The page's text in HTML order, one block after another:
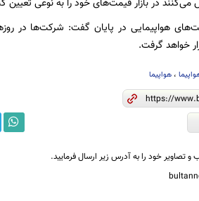
هواپیمایی در پایان گفت: شرکت‌ها در
خواهد گرفت.
، هواپیما
و تصاویر خود را به آدرس زیر ارسال فرمایید.